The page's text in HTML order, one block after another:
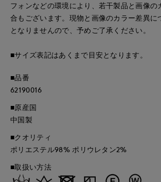
フォンなどの環境により、若干製品と画像の
合もございます。現物と画像のカラー差異に
となりませんので、予めご了承ください。
■サイズ表記はあくまで目安となります。
■品番
62190016
■原産国
中国製
■クオリティ
ポリエステル98% ポリウレタン2%
■取扱い方法